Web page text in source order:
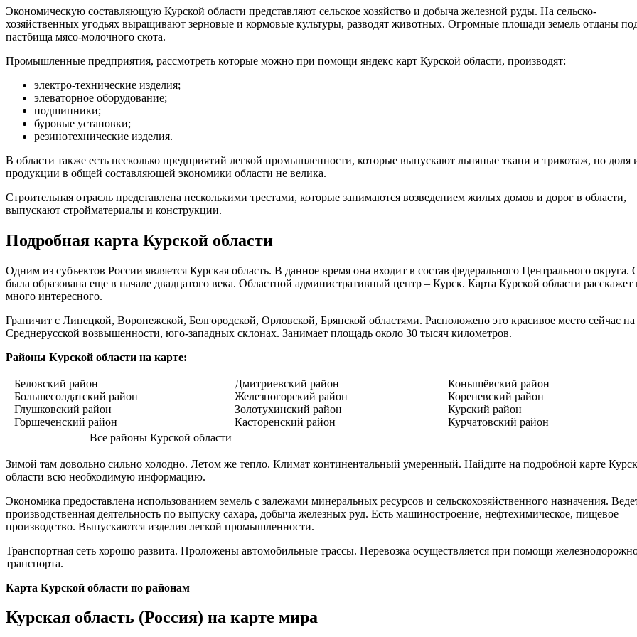
Экономическую составляющую Курской области представляют сельское хозяйство и добыча железной руды. На сельско-
хозяйственных угодьях выращивают зерновые и кормовые культуры, разводят животных. Огромные площади земель отданы
пастбища мясо-молочного скота.
Промышленные предприятия, рассмотреть которые можно при помощи яндекс карт Курской области, производят:
электро-технические изделия;
элеваторное оборудование;
подшипники;
буровые установки;
резинотехнические изделия.
В области также есть несколько предприятий легкой промышленности, которые выпускают льняные ткани и трикотаж, но доля
продукции в общей составляющей экономики области не велика.
Строительная отрасль представлена несколькими трестами, которые занимаются возведением жилых домов и дорог в области,
выпускают стройматериалы и конструкции.
Подробная карта Курской области
Одним из субъектов России является Курская область. В данное время она входит в состав федерального Центрального округа.
была образована еще в начале двадцатого века. Областной административный центр – Курск. Карта Курской области расскажет
много интересного.
Граничит с Липецкой, Воронежской, Белгородской, Орловской, Брянской областями. Расположено это красивое место сейчас на
Среднерусской возвышенности, юго-западных склонах. Занимает площадь около 30 тысяч километров.
Районы Курской области на карте:
Беловский район
Большесолдатский район
Глушковский район
Горшеченский район
Дмитриевский район
Железногорский район
Золотухинский район
Касторенский район
Конышёвский район
Кореневский район
Курский район
Курчатовский район
Все районы Курской области
Зимой там довольно сильно холодно. Летом же тепло. Климат континентальный умеренный. Найдите на подробной карте
области всю необходимую информацию.
Экономика предоставлена использованием земель с залежами минеральных ресурсов и сельскохозяйственного назначения.
производственная деятельность по выпуску сахара, добыча железных руд. Есть машиностроение, нефтехимическое, пищевое
производство. Выпускаются изделия легкой промышленности.
Транспортная сеть хорошо развита. Проложены автомобильные трассы. Перевозка осуществляется при помощи
транспорта.
Карта Курской области по районам
Курская область (Россия) на карте мира